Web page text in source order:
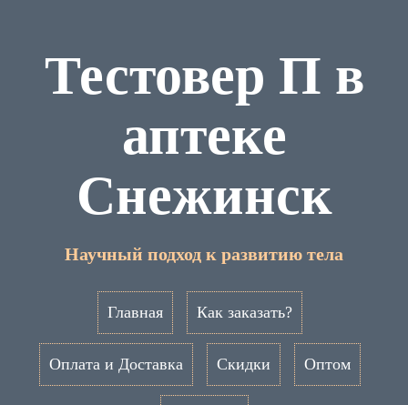
Тестовер П в
аптеке
Снежинск
Научный подход к развитию тела
Главная Как заказать?
Оплата и Доставка Скидки Оптом